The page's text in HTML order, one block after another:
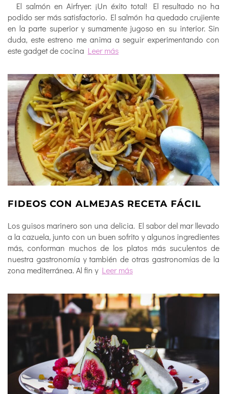
El salmón en Airfryer: ¡Un éxito total! El resultado no ha
podido ser más satisfactorio. El salmón ha quedado crujiente
en la parte superior y sumamente jugoso en su interior. Sin
duda, este estreno me anima a seguir experimentando con
este gadget de cocina Leer más
FIDEOS CON ALMEJAS RECETA FÁCIL
Los guisos marinero son una delicia. El sabor del mar llevado
a la cazuela, junto con un buen sofrito y algunos ingredientes
más, conforman muchos de los platos más suculentos de
nuestra gastronomía y también de otras gastronomías de la
zona mediterránea. Al fin y Leer más